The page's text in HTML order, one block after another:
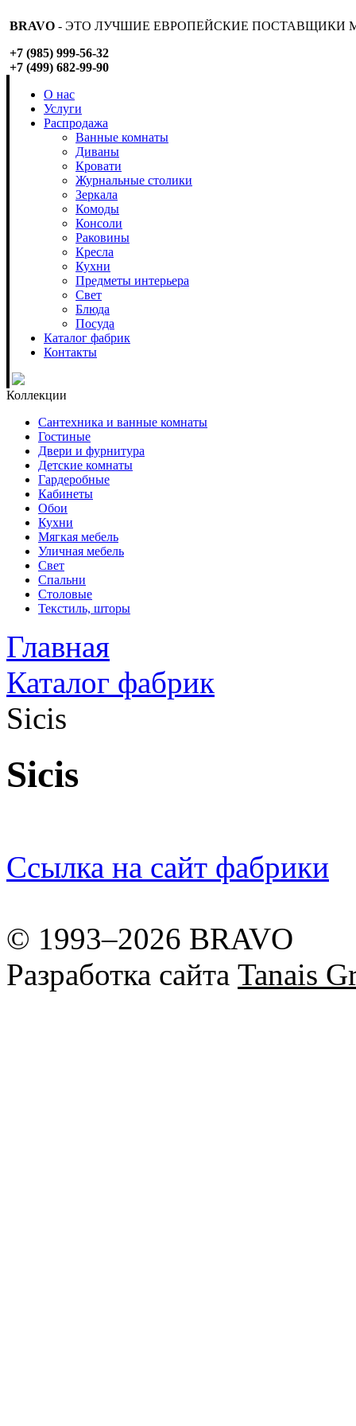
BRAVO - ЭТО ЛУЧШИЕ ЕВРОПЕЙСКИЕ ПОСТАВЩИКИ
+7 (985) 999-56-32
+7 (499) 682-99-90
О нас
Услуги
Распродажа
Ванные комнаты
Диваны
Кровати
Журнальные столики
Зеркала
Комоды
Консоли
Раковины
Кресла
Кухни
Предметы интерьера
Свет
Блюда
Посуда
Каталог фабрик
Контакты
Коллекции
Сантехника и ванные комнаты
Гостиные
Двери и фурнитура
Детские комнаты
Гардеробные
Кабинеты
Обои
Кухни
Мягкая мебель
Уличная мебель
Свет
Спальни
Столовые
Текстиль, шторы
Главная
Каталог фабрик
Sicis
Sicis
Ссылка на сайт фабрики
© 1993–2026 BRAVO
Разработка сайта Tanais